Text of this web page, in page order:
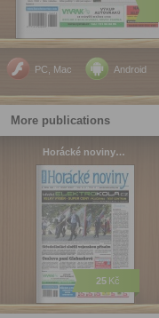
PC, Mac Android
More publications
Horácké noviny…
25 Kč